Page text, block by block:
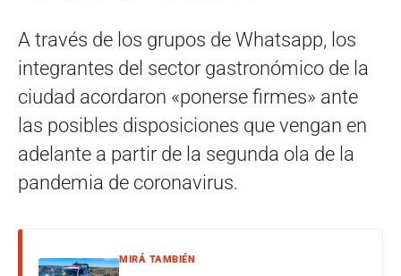
A través de los grupos de Whatsapp, los
integrantes del sector gastronómico de la
ciudad acordaron «ponerse firmes» ante
las posibles disposiciones que vengan en
adelante a partir de la segunda ola de la
pandemia de coronavirus.
MIRÁ TAMBIÉN